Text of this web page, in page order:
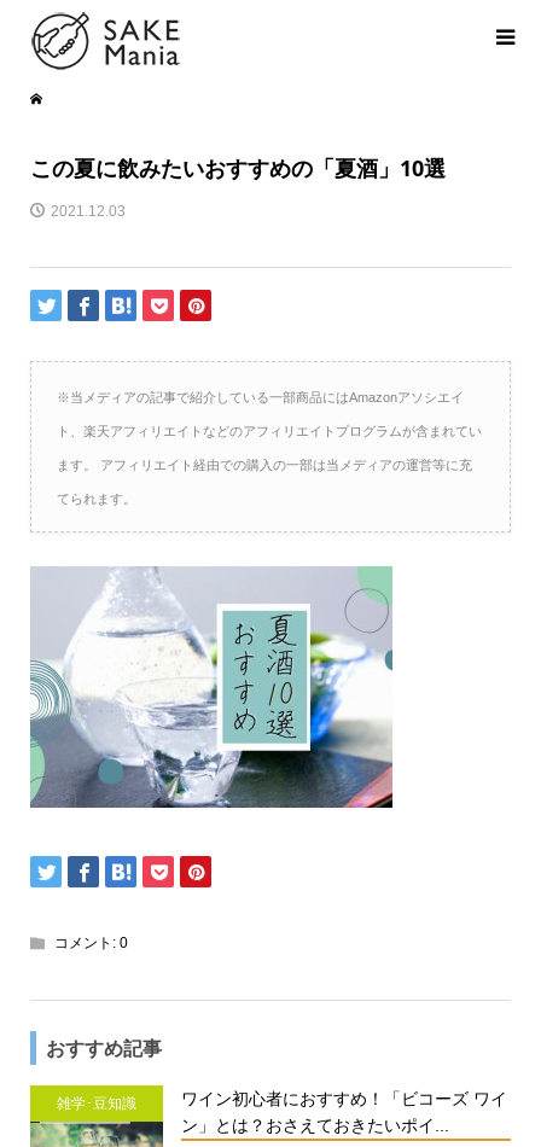
この夏に飲みたいおすすめの「夏酒」10選
2021.12.03
※当メディアの記事で紹介している一部商品にはAmazonアソシエイ
ト、楽天アフィリエイトなどのアフィリエイトプログラムが含まれてい
ます。 アフィリエイト経由での購入の一部は当メディアの運営等に充
てられます。
コメント: 0
おすすめ記事
雑学･豆知識
ワイン初心者におすすめ！「ビコーズ ワイ
ン」とは？おさえておきたいポイ...